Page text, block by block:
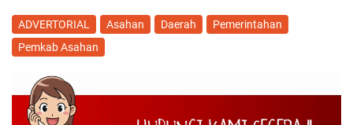
ADVERTORIAL Asahan Daerah
Pemerintahan
Pemkab Asahan